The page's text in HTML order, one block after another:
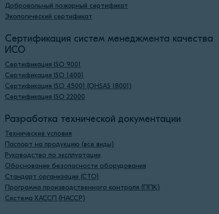
Добровольный пожарный сертификат
Экологический сертификат
Сертификация систем менеджмента качества
ИСО
Сертификация ISO 9001
Сертификация ISO 14001
Сертификация ISO 45001 (OHSAS 18001)
Сертификация ISO 22000
Разработка технической документации
Технические условия
Паспорт на продукцию (все виды)
Руководство по эксплуатации
Обоснование безопасности оборудования
Стандарт организации (СТО)
Программа производственного контроля (ППК)
Система ХАССП (HACCP)